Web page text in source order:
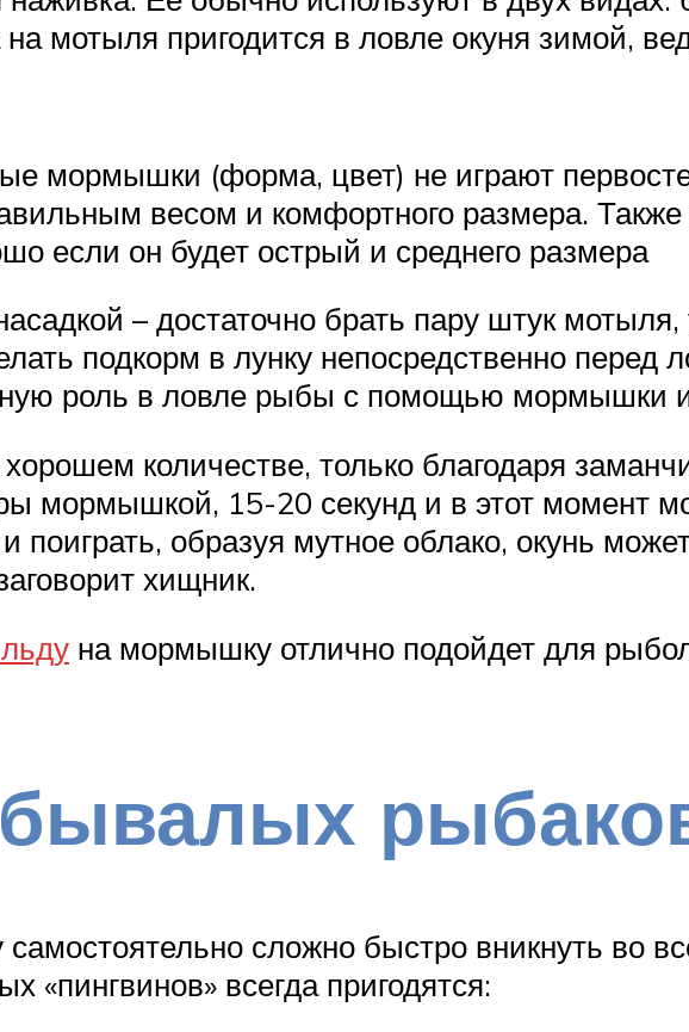
мотыля пригодится в ловле окуня зимой,
мормышки (форма, цвет) не играют
весом и комфортного размера. Также
если он будет острый и среднего размера
– достаточно брать пару штук мотыля,
подкорм в лунку непосредственно перед
роль в ловле рыбы с помощью мормышки
количестве, только благодаря
мормышкой, 15-20 секунд и в этот момент
поиграть, образуя мутное облако, окунь
хищник.
на мормышку отлично подойдет для
сложно быстро вникнуть во
«пингвинов» всегда пригодятся: